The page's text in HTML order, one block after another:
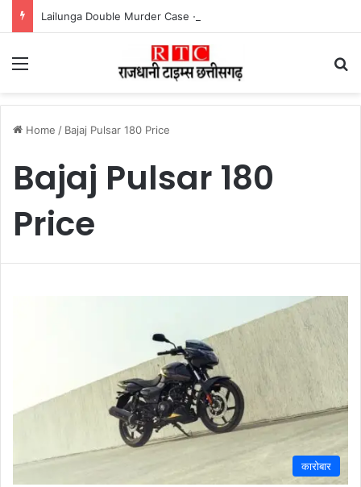
Menu
Home / Bajaj Pulsar 180 Price
Bajaj Pulsar 180
Price
कारोबार